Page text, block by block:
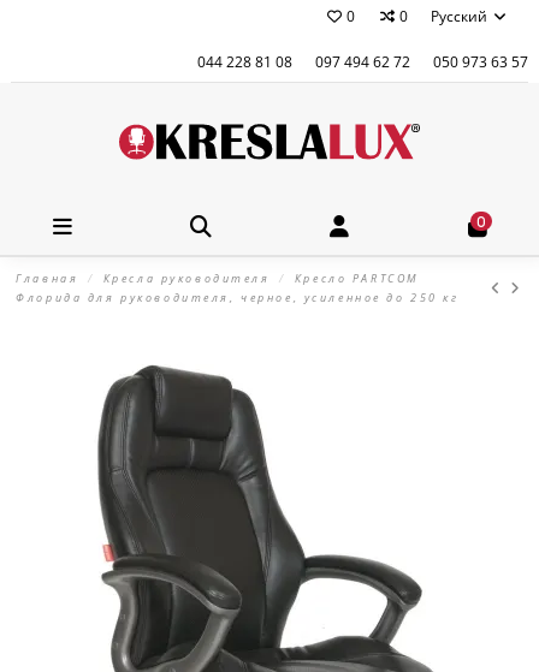
0 0 Русский
044 228 81 08 097 494 62 72 050 973 63 57
0
Главная Кресла руководителя
Кресло PARTCOM
Флорида для руководителя, черное, усиленное до 250 кг